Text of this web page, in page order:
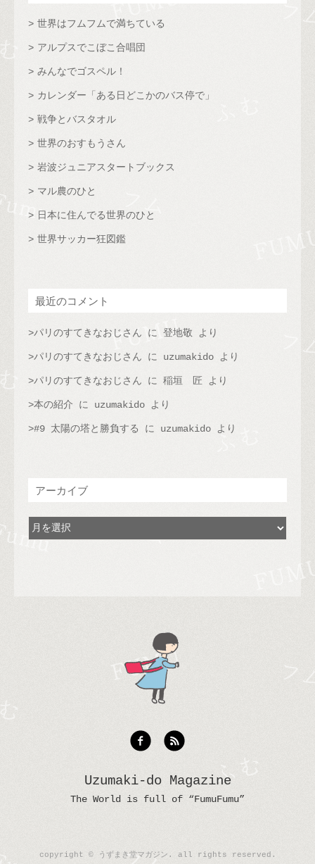
世界はフムフムで満ちている
アルプスでこぼこ合唱団
みんなでゴスペル！
カレンダー「ある日どこかのバス停で」
戦争とバスタオル
世界のおすもうさん
岩波ジュニアスタートブックス
マル農のひと
日本に住んでる世界のひと
世界サッカー狂図鑑
最近のコメント
パリのすてきなおじさん に 登地敬 より
パリのすてきなおじさん に uzumakido より
パリのすてきなおじさん に 稲垣 匠 より
本の紹介 に uzumakido より
#9 太陽の塔と勝負する に uzumakido より
アーカイブ
Uzumaki-do Magazine
The World is full of “FumuFumu”
copyright © うずまき堂マガジン. all rights reserved.